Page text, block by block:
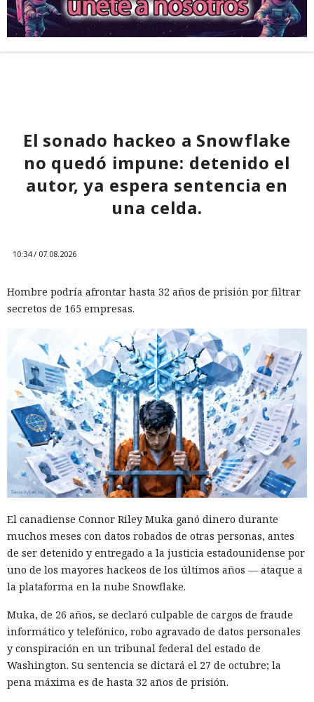
El sonado hackeo a Snowflake
no quedó impune: detenido el
autor, ya espera sentencia en
una celda.
10:34 / 07.08.2026
Hombre podría afrontar hasta 32 años de prisión por filtrar
secretos de 165 empresas.
El canadiense Connor Riley Muka ganó dinero durante
muchos meses con datos robados de otras personas, antes
de ser detenido y entregado a la justicia estadounidense por
uno de los mayores hackeos de los últimos años — ataque a
la plataforma en la nube Snowflake.
Muka, de 26 años, se declaró culpable de cargos de fraude
informático y telefónico, robo agravado de datos personales
y conspiración en un tribunal federal del estado de
Washington. Su sentencia se dictará el 27 de octubre; la
pena máxima es de hasta 32 años de prisión.